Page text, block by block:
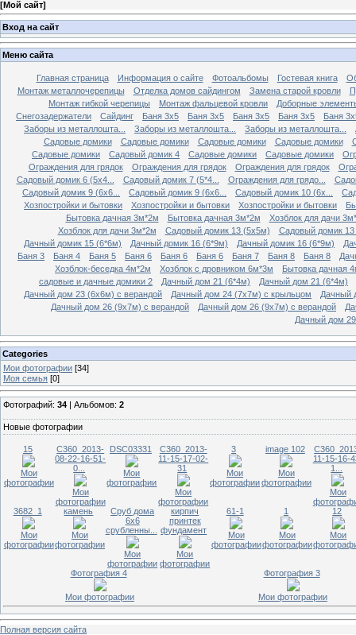
[Мой сайт]
Вход на сайт
Меню сайта
Главная страница Информация о сайте Фотоальбомы Гостевая книга
Монтаж металлочерепицы
Отделка домов сайдингом Замена старой кровли
Монтаж гибкой черепицы
Монтаж фальцевой кровли
Доборные
Снегозадержатели
Сайдинг Баня 3х5 Баня 3х5 Баня 3х5 Баня 3х5
Баня
Заборы из металлошта...
Заборы из металлошта... Заборы из металлошта...
Садовые домики
Садовые домики Садовые домики Садовые домики
Садовые домики
Садовый домик 4 Садовые домики Садовые домики
Ограждения для грядок
Ограждения для грядок Ограждения для грядок
Садовый домик 6 (5х4...
Садовый домик 7 (5*4... Ограждения для грядо...
Садовый домик 9 (6х6...
Садовый домик 9 (6х6... Садовый домик 10 (6х...
Хозпостройки и бытовки
Хозпостройки и бытовки Хозпостройки и бытовки
Бытовка дачная 3м*2м
Бытовка дачная 3м*2м
Хозблок для дачи
Хозблок для дачи 3м*2м
Садовый домик 13 (5х5м)
Садовый домик
Дачный домик 15 (6*6м)
Дачный домик 16 (6*9м) Дачный домик 16 (6*9м)
Баня 3
Баня 4 Баня 5 Баня 6 Баня 6 Баня 6 Баня 7 Баня 8 Баня 8
Хозблок-беседка 4м*2м
Хозблок с дровником 6м*3м
Бытовка дачная
садовые и дачные домики 2
Дачный дом 21 (6*4м)
Дачный дом 21 (6*4м)
Дачный дом 23 (6х6м) с верандой
Дачный дом 24 (7х7м) с крыльцом
Дачный
Дачный дом 26 (9х7м) с верандой
Дачный дом 26 (9х7м) с верандой
Дачный дом
Categories
Мои фотографии [34]
Моя семья [0]
Фотографий: 34 | Альбомов: 2
Новые фотографии
15
Мои
фотографии
C360_2013-
08-22-16-51-
0...
Мои
фотографии
DSC03331
Мои
фотографии
C360_2013-
11-15-17-02-
31
Мои
фотографии
3
Мои
фотографии
image 102
Мои
фотографии
11-15-16-
1...
Мои
3682_1
Мои
фотографии
камень
Мои
фотографии
Сруб дома
6х6
срубленны...
Мои
фотографии
кирпич
принтек
фундамент
Мои
фотографии
61-1
Мои
фотографии
1
Мои
фотографии
12
Мои
Фотография 4
Мои фотографии
Фотография 3
Мои фотографии
Полная версия сайта